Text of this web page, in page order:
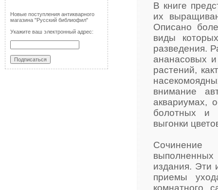
Новые поступления антикварного
магазина "Русский библиофил"
Укажите ваш электронный адрес:
В книге
их
Описано
виды
разведения.
ананасовых
растений,
внимание
аквариумах,
болотных и
выгонки
Сочинение
издания. Эти
приемы
комнатного